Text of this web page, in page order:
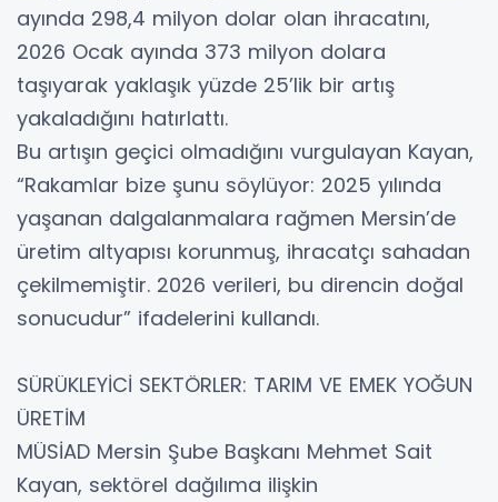
ayında 298,4 milyon dolar olan ihracatını,
2026 Ocak ayında 373 milyon dolara
taşıyarak yaklaşık yüzde 25’lik bir artış
yakaladığını hatırlattı.
Bu artışın geçici olmadığını vurgulayan Kayan,
“Rakamlar bize şunu söylüyor: 2025 yılında
yaşanan dalgalanmalara rağmen Mersin’de
üretim altyapısı korunmuş, ihracatçı sahadan
çekilmemiştir. 2026 verileri, bu direncin doğal
sonucudur” ifadelerini kullandı.
SÜRÜKLEYİCİ SEKTÖRLER: TARIM VE EMEK YOĞUN
ÜRETİM
MÜSİAD Mersin Şube Başkanı Mehmet Sait
Kayan, sektörel dağılıma ilişkin